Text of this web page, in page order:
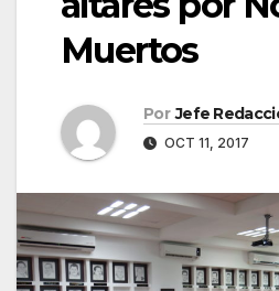
Muertos
Por Jefe
OCT 11, 2017